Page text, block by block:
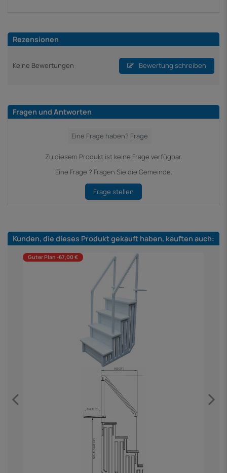
Rezensionen
Keine Bewertungen Bewertung schreiben
Fragen und Antworten
Zu diesem Produkt ist keine Frage verfügbar.
Eine Frage ? Fragen Sie die Gemeinde.
Frage stellen
Kunden, die dieses Produkt gekauft haben, kauften auch:
Guter Plan -67,00 €